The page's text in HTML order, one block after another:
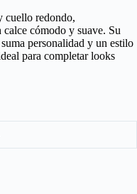
cuello redondo,
cómodo y suave. Su
personalidad y un estilo
para completar looks